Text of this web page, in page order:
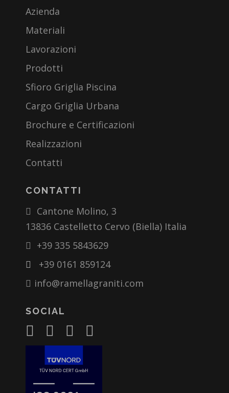
Azienda
Materiali
Lavorazioni
Prodotti
Sfioro Griglia Piscina
Cargo Griglia Urbana
Brochure e Certificazioni
Realizzazioni
Contatti
CONTATTI
Cantone Molino, 3
13836 Castelletto Cervo (Biella) Italia
+39 335 5843629
+39 0161 859124
info@ramellagraniti.com
SOCIAL